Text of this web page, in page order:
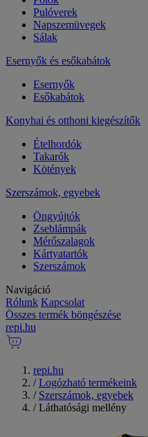
Pulóverek
Napszemüvegek
Sálak
Esernyők és esőkabátok
Esernyők
Esőkabátok
Konyhai és otthoni kiegészítők
Ételhordók
Takarók
Kötények
Szerszámok, egyebek
Öngyújtók
Zseblámpák
Mérőszalagok
Kártyatartók
Szerszámok
Navigáció
Rólunk Kapcsolat
Összes termék böngészése
repi.hu
repi.hu
/ Logózható termékeink
/ Szerszámok, egyebek
/ Láthatósági mellény